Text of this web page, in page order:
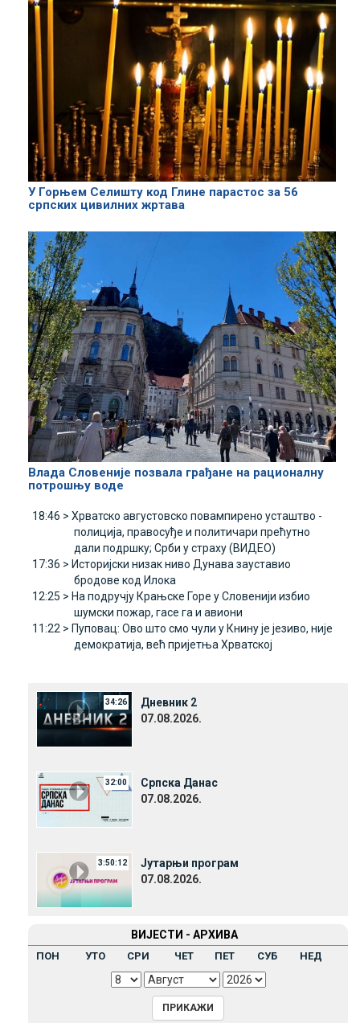
У Горњем Селишту код Глине парастос за 56
српских цивилних жртава
Влада Словеније позвала грађане на рационалну
потрошњу воде
18:46 > Хрватско августовско повампирено усташтво -
полиција, правосуђе и политичари прећутно
дали подршку; Срби у страху (ВИДЕО)
17:36 > Историјски низак ниво Дунава зауставио
бродове код Илока
12:25 > На подручју Крањске Горе у Словенији избио
шумски пожар, гасе га и авиони
11:22 > Пуповац: Ово што смо чули у Книну је језиво, није
демократија, већ пријетња Хрватској
34:26
Дневник 2
07.08.2026.
32:00
Српска Данас
07.08.2026.
3:50:12
Јутарњи програм
07.08.2026.
ВИЈЕСТИ - АРХИВА
ПОН УТО СРИ ЧЕТ ПЕТ СУБ НЕД